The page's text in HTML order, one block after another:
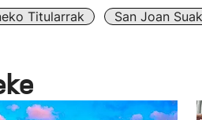
Titularrak San Joan Suak